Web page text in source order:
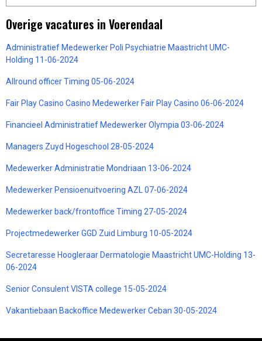
Overige vacatures in Voerendaal
Administratief Medewerker Poli Psychiatrie Maastricht UMC-
Holding 11-06-2024
Allround officer Timing 05-06-2024
Fair Play Casino Casino Medewerker Fair Play Casino 06-06-2024
Financieel Administratief Medewerker Olympia 03-06-2024
Managers Zuyd Hogeschool 28-05-2024
Medewerker Administratie Mondriaan 13-06-2024
Medewerker Pensioenuitvoering AZL 07-06-2024
Medewerker back/frontoffice Timing 27-05-2024
Projectmedewerker GGD Zuid Limburg 10-05-2024
Secretaresse Hoogleraar Dermatologie Maastricht UMC-Holding 13-
06-2024
Senior Consulent VISTA college 15-05-2024
Vakantiebaan Backoffice Medewerker Ceban 30-05-2024